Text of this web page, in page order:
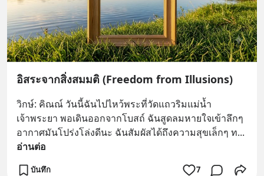
อิสระจากสิ่งสมมติ (Freedom from Illusions)
วิกษ์: คิณณ์ วันนี้ฉันไปไหว้พระที่วัดแถวริมแม่น้ำ
เจ้าพระยา พอเดินออกจากโบสถ์ ฉันสูดลมหายใจเข้าลึกๆ
อากาศมันโปร่งโล่งดีนะ ฉันสัมผัสได้ถึงความสุขเล็กๆ ท
อ่านต่อ
บันทึก 7